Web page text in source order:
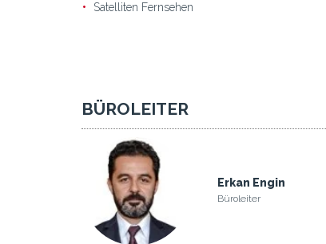
Satelliten Fernsehen
BÜROLEITER
Erkan Engin
Büroleiter